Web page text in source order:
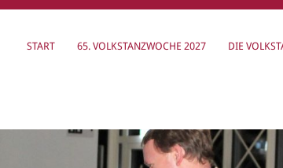
START 65. VOLKSTANZWOCHE 2027 DIE